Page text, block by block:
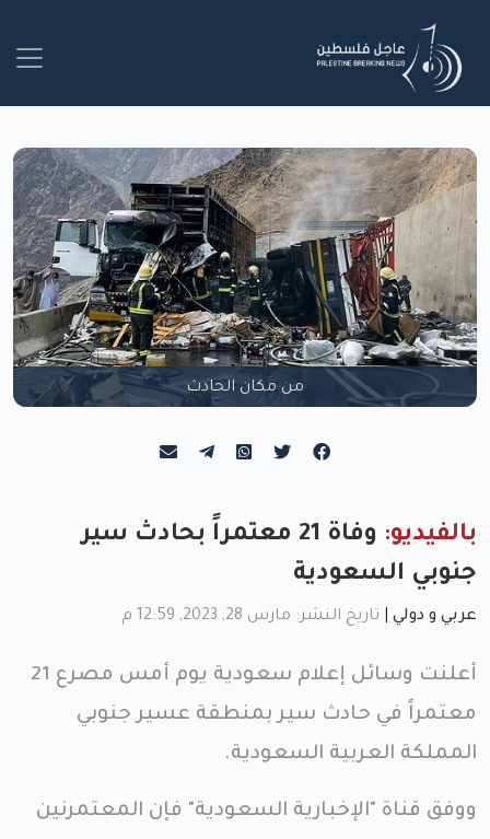
من مكان الحادث
بالفيديو:
وفاة 21 معتمراً بحادث سير
جنوبي السعودية
عربي و دولي تاريخ النشر: مارس 28, 2023, 12:59 م
أعلنت وسائل إعلام سعودية يوم أمس مصرع 21
معتمراً في حادث سير بمنطقة عسير جنوبي
المملكة العربية السعودية.
ووفق قناة "الإخبارية السعودية" فإن المعتمرنين